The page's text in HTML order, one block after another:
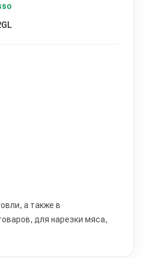
а также в
для нарезки мяса,